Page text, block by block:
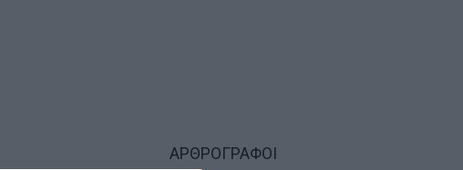
ΑΡΘΡΟΓΡΑΦΟΙ